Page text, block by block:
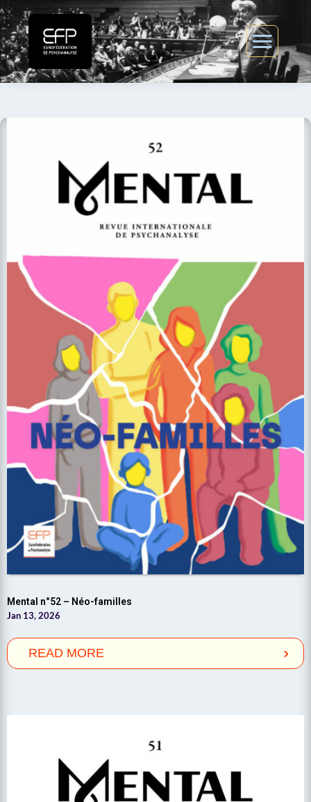
Mental n°52 – Néo-familles
Jan 13, 2026
READ MORE